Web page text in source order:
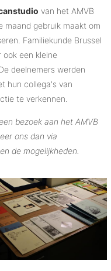
van het AMVB
maand gebruik maakt om
Familiekunde Brussel
een kleine
deelnemers werden
hun collega's van
te verkennen.
bezoek aan het AMVB
ons dan via
de mogelijkheden.